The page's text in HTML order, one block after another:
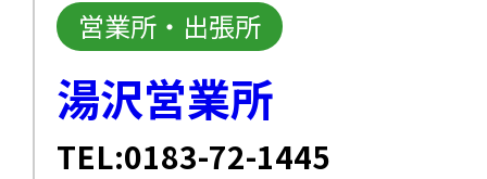
営業所・出張所
湯沢営業所
TEL:0183-72-1445